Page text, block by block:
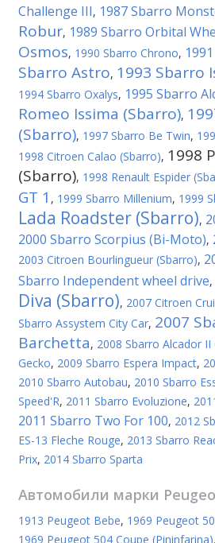
Challenge III, 1987 Sbarro
Robur, 1989 Sbarro Orbital
Osmos, 1990 Sbarro Chrono,
Sbarro Astro, 1993 Sbarro
1994 Sbarro Oxalys, 1995 Sbarro
Romeo Issima (Sbarro),
(Sbarro), 1997 Sbarro Be Twin,
1998 Citroen Calao (Sbarro), 1998
(Sbarro), 1998 Renault Espider
GT 1 , 1999 Sbarro Millenium, 1999
Lada Roadster (Sbarro),
2000 Sbarro Scorpius (Bi-Мoto),
2003 Citroen Bourlingueur (Sbarro),
Sbarro Independent wheel drive,
Diva (Sbarro), 2007 Citroen
Sbarro Assystem City Car, 2007
Barchetta, 2008 Sbarro Alcador II
Gecko, 2009 Sbarro Espera Impact,
2010 Sbarro Autobau, 2010 Sbarro
Speed'R, 2011 Sbarro Evoluzione,
2011 Sbarro Two For 100, 2012
ES-13 Fleche Rouge, 2013 Sbarro
Prix, 2014 Sbarro Sparta
Автомобили марки
1913 Peugeot Bebe, 1969 Peugeot
1969 Peugeot 504 Coupe (Pininfarina),